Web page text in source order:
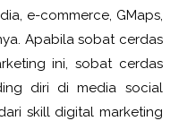
e-commerce, GMaps,
Apabila sobat cerdas
ini, sobat cerdas
diri di media social
skill digital marketing